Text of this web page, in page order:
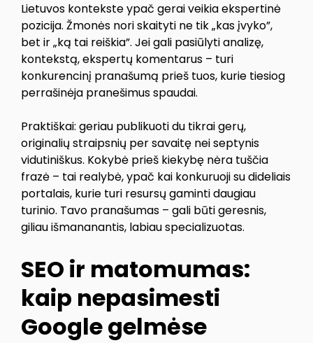
Lietuvos kontekste ypač gerai veikia ekspertinė
pozicija. Žmonės nori skaityti ne tik „kas įvyko”,
bet ir „ką tai reiškia”. Jei gali pasiūlyti analizę,
kontekstą, ekspertų komentarus – turi
konkurencinį pranašumą prieš tuos, kurie tiesiog
perrašinėja pranešimus spaudai.
Praktiškai: geriau publikuoti du tikrai gerų,
originalių straipsnių per savaitę nei septynis
vidutiniškus. Kokybė prieš kiekybę nėra tuščia
frazė – tai realybė, ypač kai konkuruoji su dideliais
portalais, kurie turi resursų gaminti daugiau
turinio. Tavo pranašumas – gali būti geresnis,
giliau išmananantis, labiau specializuotas.
SEO ir matomumas:
kaip nepasimesti
Google gelmėse